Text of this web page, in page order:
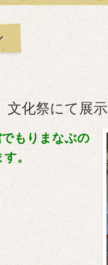
化祭にて展示
もりまなぶの
。